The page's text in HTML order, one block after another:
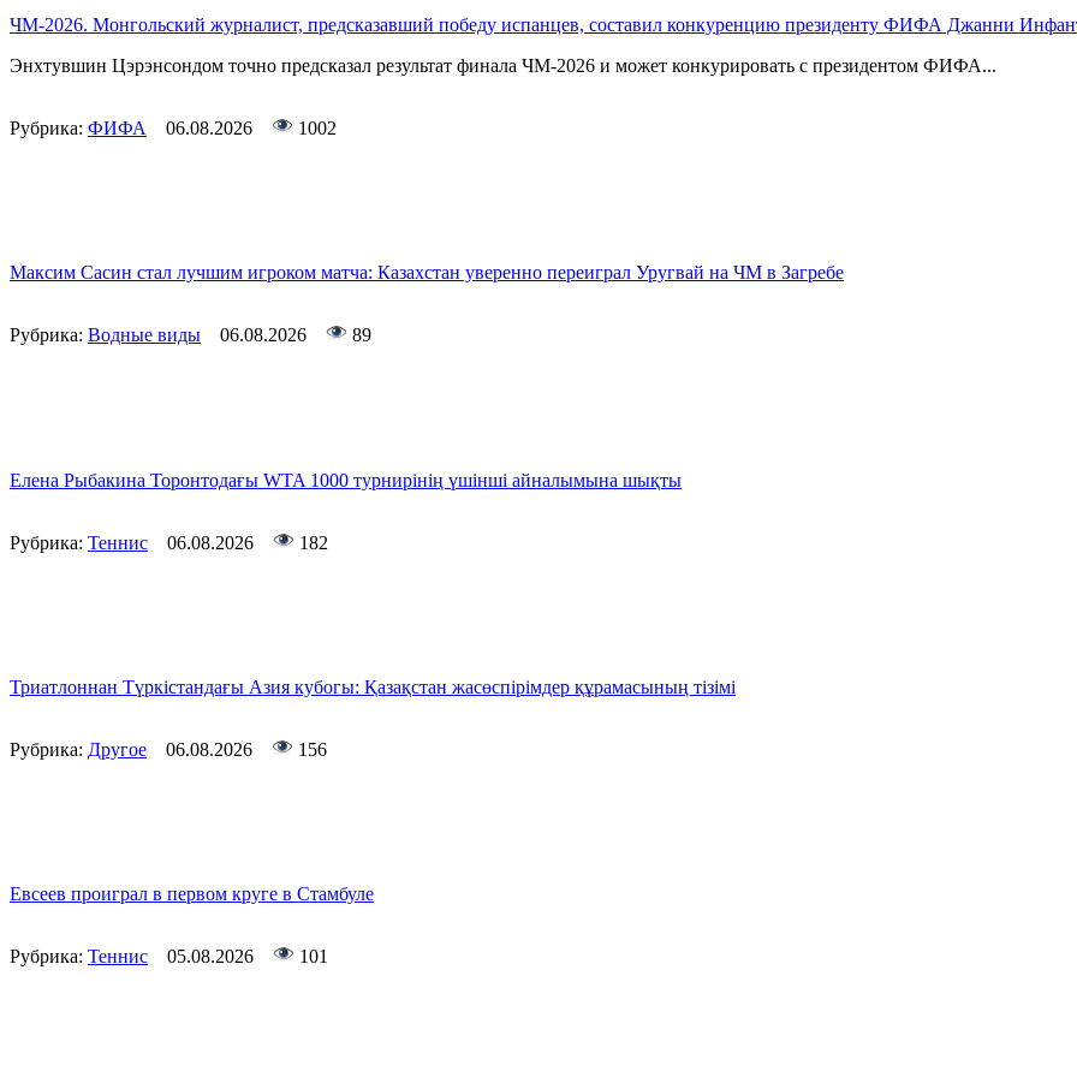
ЧМ-2026. Монгольский журналист, предсказавший победу испанцев, составил конкуренцию президенту ФИФА Джанни
Энхтувшин Цэрэнсондом точно предсказал результат финала ЧМ-2026 и может конкурировать с президентом ФИФА...
Рубрика: ФИФА 06.08.2026 1002
Максим Сасин стал лучшим игроком матча: Казахстан уверенно переиграл Уругвай на ЧМ в Загребе
Рубрика: Водные виды 06.08.2026 89
Елена Рыбакина Торонтодағы WTA 1000 турнирінің үшінші айналымына шықты
Рубрика: Теннис 06.08.2026 182
Триатлоннан Түркістандағы Азия кубогы: Қазақстан жасөспірімдер құрамасының тізімі
Рубрика: Другое 06.08.2026 156
Евсеев проиграл в первом круге в Стамбуле
Рубрика: Теннис 05.08.2026 101